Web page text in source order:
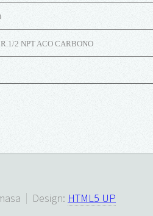
2 NPT ACO CARBONO
Design: HTML5 UP